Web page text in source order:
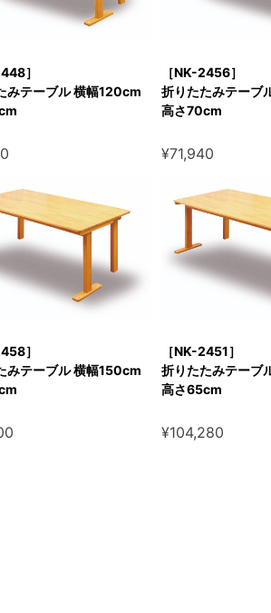
］
みテーブル 横幅120cm
［NK-2456］
折りたたみテーブ
高さ70cm
¥71,940
］
みテーブル 横幅150cm
［NK-2451］
折りたたみテーブ
高さ65cm
¥104,280